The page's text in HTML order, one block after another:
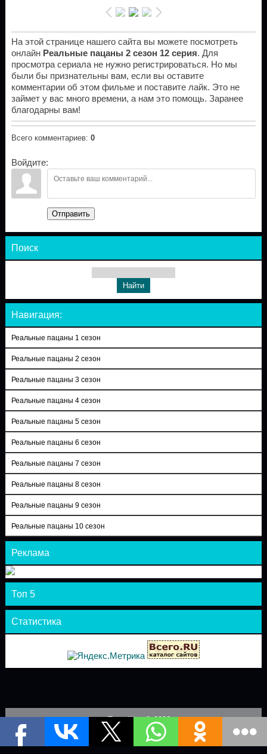
На этой странице нашего сайта вы можете посмотреть
онлайн Реальные пацаны 2 сезон 12 серия. Для
просмотра сериала не нужно регистрироваться. Но мы
были бы признательны вам, если вы оставите
комментарии об этом фильме и поставите лайк. Это не
займет у вас много времени, а нам это помощь. Заранее
благодарны вам!
Всего комментариев: 0
Войдите:
Отправить
Поиск
Навигация:
Реальные пацаны 1 сезон
Реальные пацаны 2 сезон
Реальные пацаны 3 сезон
Реальные пацаны 4 сезон
Реальные пацаны 5 сезон
Реальные пацаны 6 сезон
Реальные пацаны 7 сезон
Реальные пацаны 8 сезон
Реальные пацаны 9 сезон
Реальные пацаны 10 сезон
Реклама
Топ 5
Статистика
Теле-Шоу © 2026